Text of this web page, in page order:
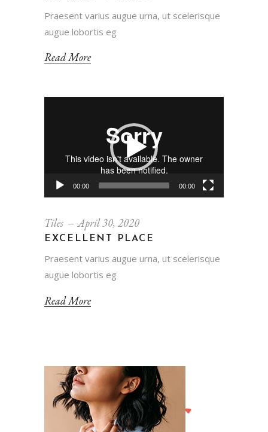
Praesent varius augue urna, ut scelerisque
augue lobortis eg
Read More
00:00 00:00
Tiles April 30, 2020
EXCELLENT PLACE
Praesent varius augue urna, ut scelerisque
augue lobortis eg
Read More